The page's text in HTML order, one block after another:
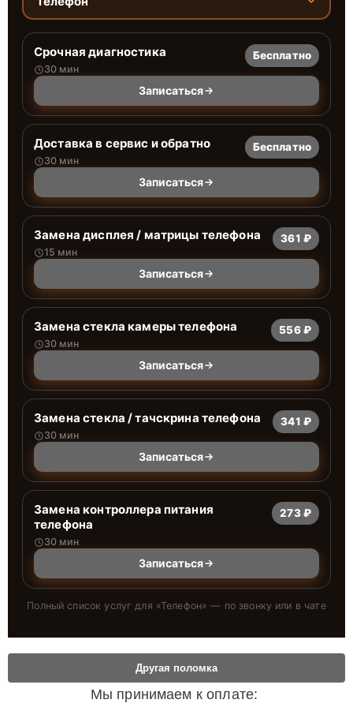
Срочная диагностика
30 мин
Бесплатно
Записаться
Доставка в сервис и обратно
30 мин
Бесплатно
Записаться
Замена дисплея / матрицы телефона
15 мин
361 ₽
Записаться
Замена стекла камеры телефона
30 мин
556 ₽
Записаться
Замена стекла / тачскрина телефона
30 мин
341 ₽
Записаться
Замена контроллера питания
телефона
30 мин
273 ₽
Записаться
Полный список услуг для «Телефон» — по звонку или в чате
Мы принимаем к оплате:
Другая поломка